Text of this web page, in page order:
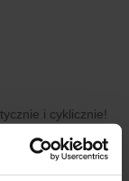
i cyklicznie!